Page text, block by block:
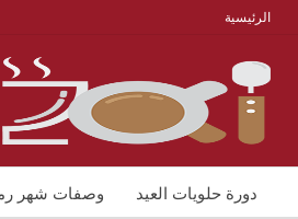
الرئيسية
دورة حلويات العيد وصفات شهر